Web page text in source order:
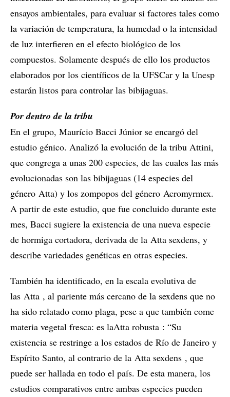
ensayos ambientales, para evaluar si factores tales como
la variación de temperatura, la humedad o la intensidad
de luz interfieren en el efecto biológico de los
compuestos. Solamente después de ello los productos
elaborados por los científicos de la UFSCar y la Unesp
estarán listos para controlar las bibijaguas.
Por dentro de la tribu
En el grupo, Maurício Bacci Júnior se encargó del
estudio génico. Analizó la evolución de la tribu Attini,
que congrega a unas 200 especies, de las cuales las más
evolucionadas son las bibijaguas (14 especies del
género Atta) y los zompopos del género Acromyrmex.
A partir de este estudio, que fue concluido durante este
mes, Bacci sugiere la existencia de una nueva especie
de hormiga cortadora, derivada de la Atta sexdens, y
describe variedades genéticas en otras especies.
También ha identificado, en la escala evolutiva de
las Atta , al pariente más cercano de la sexdens que no
ha sido relatado como plaga, pese a que también come
materia vegetal fresca: es laAtta robusta : “Su
existencia se restringe a los estados de Río de Janeiro y
Espírito Santo, al contrario de la Atta sexdens , que
puede ser hallada en todo el país. De esta manera, los
estudios comparativos entre ambas especies pueden